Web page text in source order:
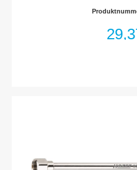
BlaskraftBlockierungsfreiRohr-
8 hrOSHA STD 1-13.1, Max 30